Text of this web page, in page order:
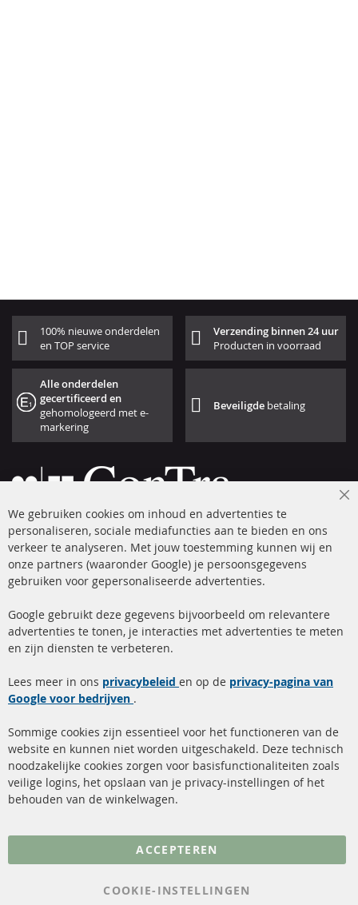
100% nieuwe onderdelen
en TOP service
Verzending binnen 24 uur
Producten in voorraad
Alle onderdelen
gecertificeerd en
gehomologeerd met e-
markering
Beveiligde betaling
+49 (0) 4533 799 00 0
ma-do: 09-17 u, vr Fr 09-16 u
info@contra-automotive.de
facebook
instagram
Snelle links
Roetfilter reiniging
Katalysator (KAT)
sensoren
FAQ
Kundenservice
Verzendingskosten
Contact
Annuleer contract
Gegevensbescherming
We gebruiken cookies om inhoud en advertenties te
personaliseren, sociale mediafuncties aan te bieden en ons
verkeer te analyseren. Met jouw toestemming kunnen wij en
onze partners (waaronder Google) je persoonsgegevens
gebruiken voor gepersonaliseerde advertenties.
Google gebruikt deze gegevens bijvoorbeeld om relevantere
advertenties te tonen, je interacties met advertenties te meten
en zijn diensten te verbeteren.
Lees meer in ons privacybeleid en op de privacy-pagina van
Google voor bedrijven .
Sommige cookies zijn essentieel voor het functioneren van de
website en kunnen niet worden uitgeschakeld. Deze technisch
noodzakelijke cookies zorgen voor basisfunctionaliteiten zoals
veilige logins, het opslaan van je privacy-instellingen of het
behouden van de winkelwagen.
ACCEPTEREN
COOKIE-INSTELLINGEN